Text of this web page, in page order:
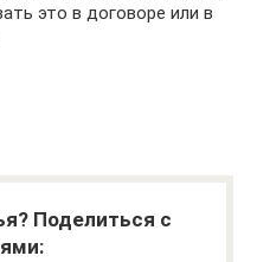
это в договоре или в
Поделиться с